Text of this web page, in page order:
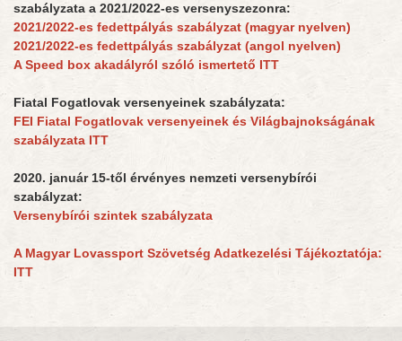
szabályzata a 2021/2022-es versenyszezonra:
2021/2022-es fedettpályás szabályzat (magyar nyelven)
2021/2022-es fedettpályás szabályzat (angol nyelven)
A Speed box akadályról szóló ismertető ITT
Fiatal Fogatlovak versenyeinek szabályzata:
FEI Fiatal Fogatlovak versenyeinek és Világbajnokságának
szabályzata ITT
2020. január 15-től érvényes nemzeti versenybírói
szabályzat:
Versenybírói szintek szabályzata
A Magyar Lovassport Szövetség Adatkezelési Tájékoztatója:
ITT